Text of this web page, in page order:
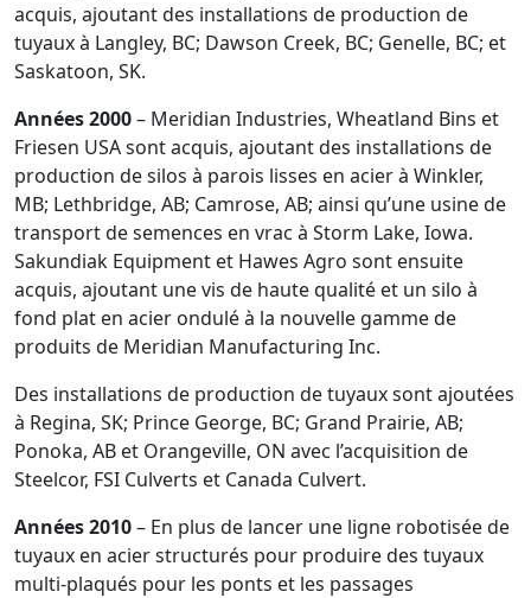
acquis, ajoutant des installations de production de
tuyaux à Langley, BC; Dawson Creek, BC; Genelle, BC; et
Saskatoon, SK.
Années 2000– Meridian Industries, Wheatland Bins et
Friesen USA sont acquis, ajoutant des installations de
production de silos à parois lisses en acier à Winkler,
MB; Lethbridge, AB; Camrose, AB; ainsi qu’une usine de
transport de semences en vrac à Storm Lake, Iowa.
Sakundiak Equipment et Hawes Agro sont ensuite
acquis, ajoutant une vis de haute qualité et un silo à
fond plat en acier ondulé à la nouvelle gamme de
produits de Meridian Manufacturing Inc.
Des installations de production de tuyaux sont ajoutées
à Regina, SK; Prince George, BC; Grand Prairie, AB;
Ponoka, AB et Orangeville, ON avec l’acquisition de
Steelcor, FSI Culverts et Canada Culvert.
Années 2010– En plus de lancer une ligne robotisée de
tuyaux en acier structurés pour produire des tuyaux
multi-plaqués pour les ponts et les passages